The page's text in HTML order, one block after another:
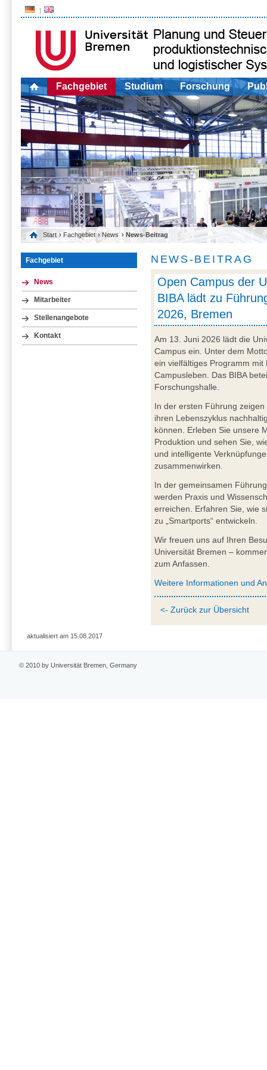
Fachgebiet Studium Forschung
Start › Fachgebiet › News › News-Beitrag
Fachgebiet
News
Mitarbeiter
Stellenangebote
Kontakt
NEWS-BEITRAG
Open Campus der
BIBA lädt zu
2026, Bremen
Am 13. Juni 2026 lädt die
Campus ein. Unter dem
ein vielfältiges Programm
Campusleben. Das BIBA
Forschungshalle.
In der ersten Führung
ihren Lebenszyklus
können. Erleben Sie unsere
Produktion und sehen Sie,
und intelligente
zusammenwirken.
In der gemeinsamen
werden Praxis und
erreichen. Erfahren Sie, wie
zu „Smartports“ entwickeln.
Wir freuen uns auf Ihren
Universität Bremen –
zum Anfassen.
Weitere Informationen und
<- Zurück zur Übersicht
aktualisiert am 15.08.2017
© 2010 by Universität Bremen, Germany